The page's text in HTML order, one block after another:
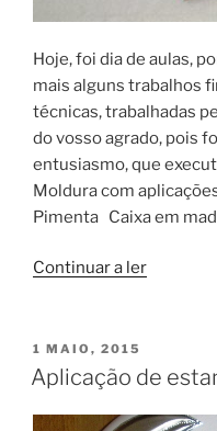
Hoje, foi dia de aulas,
mais alguns trabalhos
técnicas, trabalhadas
do vosso agrado, pois
entusiasmo, que
Moldura com
Pimenta Caixa em
Continuar a ler“Mais
PUBLICADO
EM
1 MAIO, 2015
Aplicação de